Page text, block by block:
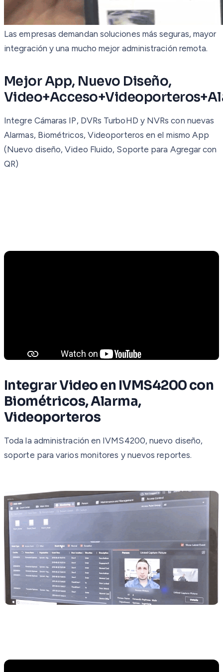
Las empresas demandan soluciones más seguras, mayor
integración y una mucho mejor administración remota.
Mejor App, Nuevo Diseño,
Integre Cámaras IP, DVRs TurboHD y NVRs con nuevas
Alarmas, Biométricos, Videoporteros en el mismo App
(Nuevo diseño, Video Fluido, Soporte para Agregar con
QR)
Integrar Video en IVMS4200 con
Biométricos, Alarma,
Videoporteros
Toda la administración en IVMS4200, nuevo diseño,
soporte para varios monitores y nuevos reportes.